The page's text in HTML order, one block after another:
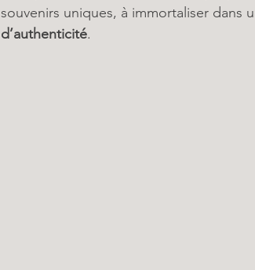
souvenirs uniques, à immortaliser dans
d’authenticité.